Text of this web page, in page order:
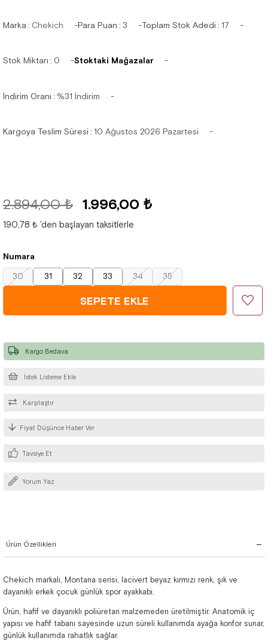
Marka : Chekich Para Puan : 3 Toplam Stok Adedi : 17
Stok Miktarı : 0 Stoktaki Mağazalar
İndirim Oranı : %31 İndirim
Kargoya Teslim Süresi : 10 Ağustos 2026 Pazartesi
2.894,00 ₺ 1.996,00 ₺
190,78 ₺ 'den başlayan taksitlerle
Numara
30 31 32 33 34 35
İstek Listeme Ekle
Karşılaştır
Fiyat Düşünce Haber Ver
Kargo Bedava
Tavsiye Et
Yorum Yaz
Ürün Özellikleri
Chekich markalı, Montana serisi, lacivert beyaz kırmızı renk, şık ve
dayanıklı erkek çocuk günlük spor ayakkabı.
Ürün, hafif ve dayanıklı poliüretan malzemeden üretilmiştir. Anatomik iç
yapısı ve hafif tabanı sayesinde uzun süreli kullanımda ayağa konfor sunar,
günlük kullanımda rahatlık sağlar.